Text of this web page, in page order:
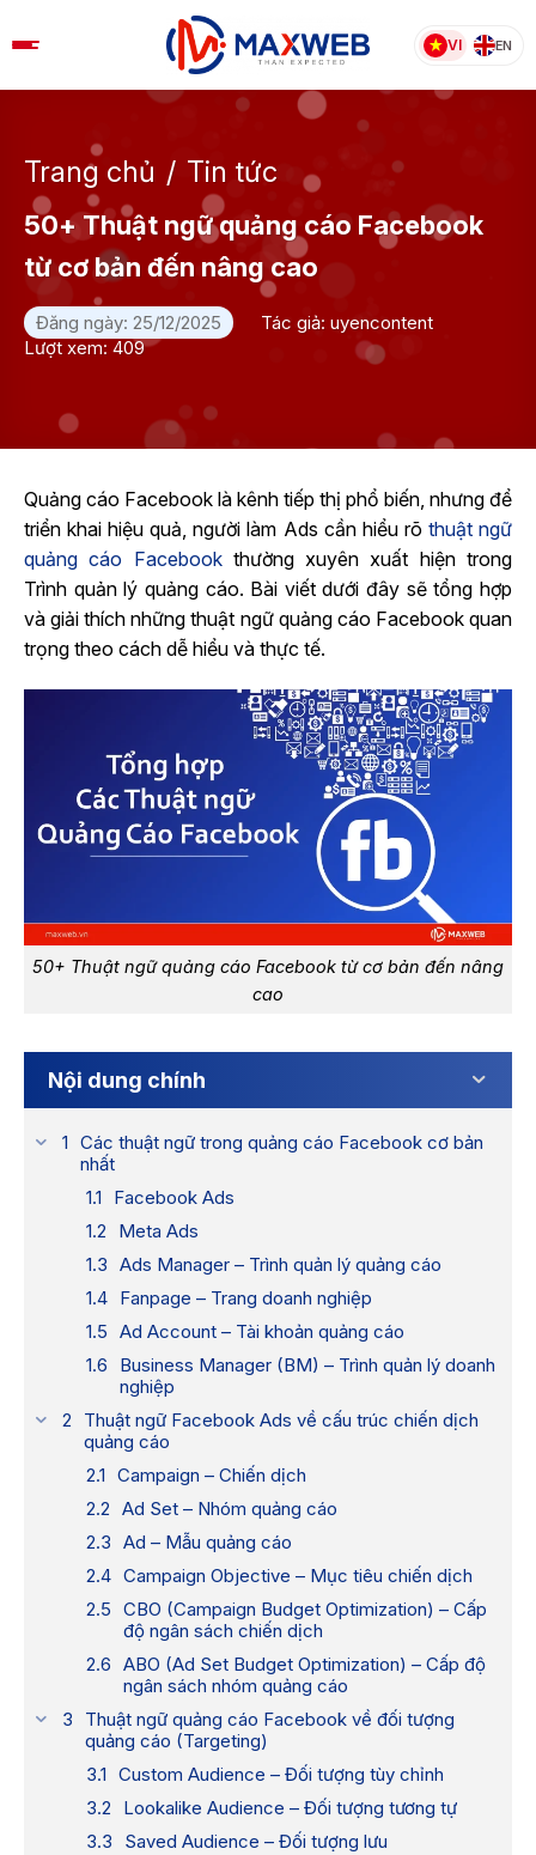
to
VI EN
Trang chủ / Tin tức
50+ Thuật ngữ quảng cáo Facebook
từ cơ bản đến nâng cao
Đăng ngày: 25/12/2025
Tác giả: uyencontent
Lượt xem: 409
Quảng cáo Facebook là kênh tiếp thị phổ biến, nhưng để
triển khai hiệu quả, người làm Ads cần hiểu rõ thuật ngữ
quảng cáo Facebookthường xuyên xuất hiện trong
Trình quản lý quảng cáo. Bài viết dưới đây sẽ tổng hợp
và giải thích những thuật ngữ quảng cáo Facebook quan
trọng theo cách dễ hiểu và thực tế.
50+ Thuật ngữ quảng cáo Facebook từ cơ bản đến nâng
cao
Nội dung chính
Các thuật ngữ trong quảng cáo Facebook cơ bản
nhất
Facebook Ads
Meta Ads
Ads Manager – Trình quản lý quảng cáo
Fanpage – Trang doanh nghiệp
Ad Account – Tài khoản quảng cáo
Business Manager (BM) – Trình quản lý doanh
nghiệp
Thuật ngữ Facebook Ads về cấu trúc chiến dịch
quảng cáo
Campaign – Chiến dịch
Ad Set – Nhóm quảng cáo
Ad – Mẫu quảng cáo
Campaign Objective – Mục tiêu chiến dịch
CBO (Campaign Budget Optimization) – Cấp
độ ngân sách chiến dịch
ABO (Ad Set Budget Optimization) – Cấp độ
ngân sách nhóm quảng cáo
Thuật ngữ quảng cáo Facebook về đối tượng
quảng cáo (Targeting)
Custom Audience – Đối tượng tùy chỉnh
Lookalike Audience – Đối tượng tương tự
Saved Audience – Đối tượng lưu